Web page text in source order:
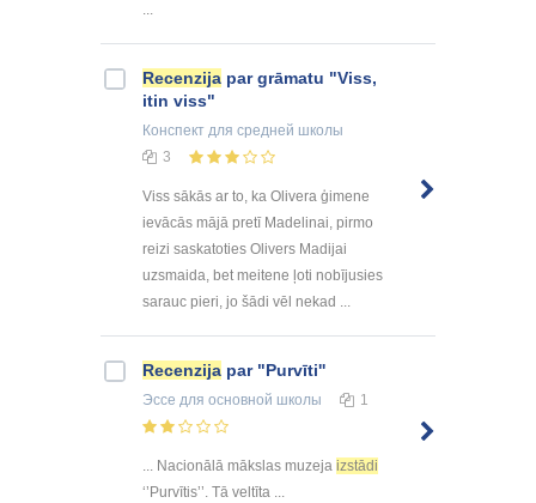
...
Recenzija par grāmatu "Viss,
itin viss"
Конспект для средней школы
3
Viss sākās ar to, ka Olivera ģimene
ievācās mājā pretī Madelinai, pirmo
reizi saskatoties Olivers Madijai
uzsmaida, bet meitene ļoti nobījusies
sarauc pieri, jo šādi vēl nekad ...
Recenzija par "Purvīti''
Эссе для основной школы 1
... Nacionālā mākslas muzeja izstādi
‘’Purvītis’’. Tā veltīta ...